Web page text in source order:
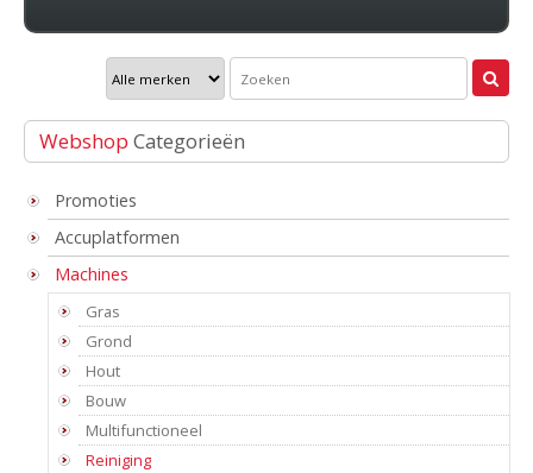
Webshop Categorieën
Promoties
Accuplatformen
Machines
Gras
Grond
Hout
Bouw
Multifunctioneel
Reiniging